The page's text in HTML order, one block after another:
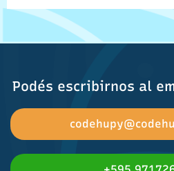
Podés escribirnos al